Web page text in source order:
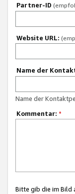
Partner-ID
Website URL:
Name der
Name der
Kommentar: *
Bitte gib die im Bild